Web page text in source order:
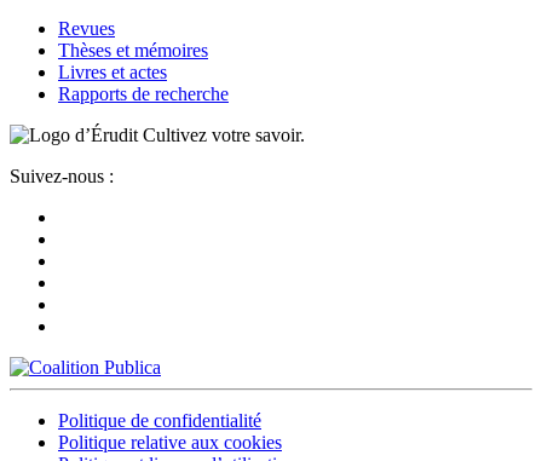
Revues
Thèses et mémoires
Livres et actes
Rapports de recherche
Cultivez votre savoir.
Suivez-nous :
Politique de confidentialité
Politique relative aux cookies